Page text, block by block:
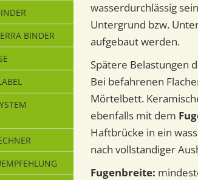
BINDER
wasserdurchlässig
Untergrund bzw.
aufgebaut werden.
Spätere Belastungen
Bei befahrenen
Mörtelbett.
ebenfalls mit dem
Haftbrücke in ein
nach vollstandiger
Fugenbreite: